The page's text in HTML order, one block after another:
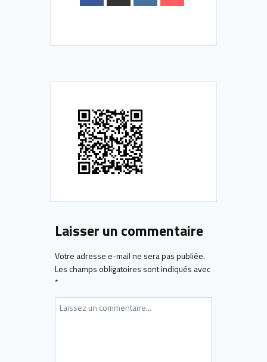
Laisser un commentaire
Votre adresse e-mail ne sera pas publiée.
Les champs obligatoires sont indiqués avec
*